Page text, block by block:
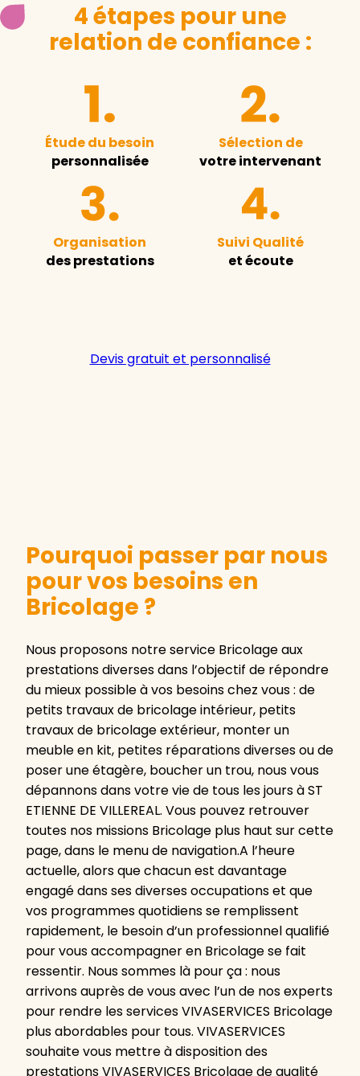
4 étapes pour une
relation de confiance :
Étude du besoin
personnalisée
Sélection de
votre intervenant
Organisation
des prestations
Suivi Qualité
et écoute
Devis gratuit et personnalisé
Pourquoi passer par nous
pour vos besoins en
Bricolage ?
Nous proposons notre service Bricolage aux
prestations diverses dans l’objectif de répondre
du mieux possible à vos besoins chez vous : de
petits travaux de bricolage intérieur, petits
travaux de bricolage extérieur, monter un
meuble en kit, petites réparations diverses ou de
poser une étagère, boucher un trou, nous vous
dépannons dans votre vie de tous les jours à ST
ETIENNE DE VILLEREAL. Vous pouvez retrouver
toutes nos missions Bricolage plus haut sur cette
page, dans le menu de navigation.A l’heure
actuelle, alors que chacun est davantage
engagé dans ses diverses occupations et que
vos programmes quotidiens se remplissent
rapidement, le besoin d’un professionnel qualifié
pour vous accompagner en Bricolage se fait
ressentir. Nous sommes là pour ça : nous
arrivons auprès de vous avec l’un de nos experts
pour rendre les services VIVASERVICES Bricolage
plus abordables pour tous. VIVASERVICES
souhaite vous mettre à disposition des
prestations VIVASERVICES Bricolage de qualité